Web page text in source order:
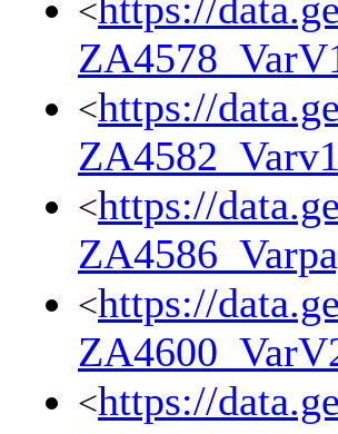
<https://
<https://
<https://
<https://
<https://